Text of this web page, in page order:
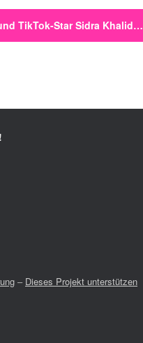
TikTok-Star Sidra Khalid…
– Dieses Projekt unterstützen